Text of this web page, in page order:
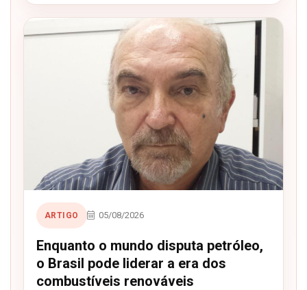
ARTIGO 05/08/2026
Enquanto o mundo disputa petróleo,
o Brasil pode liderar a era dos
combustíveis renováveis